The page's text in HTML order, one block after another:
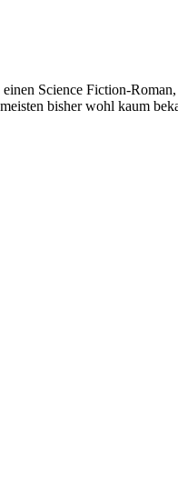
Science Fiction-
bisher wohl kaum